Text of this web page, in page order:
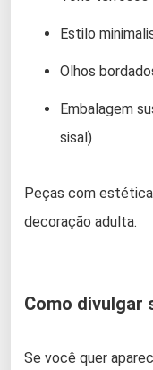
Estilo
Olhos
Embalagem
sisal)
Peças com
decoração adulta.
Como divulgar
Se você quer